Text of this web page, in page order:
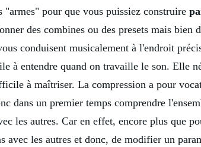
"armes" pour que vous puissiez construire
des combines ou des presets mais
conduisent musicalement à l'endroit
à entendre quand on travaille le son. Elle
à maîtriser. La compression a pour
dans un premier temps comprendre
les autres. Car en effet, encore plus que
avec les autres et donc, de modifier un